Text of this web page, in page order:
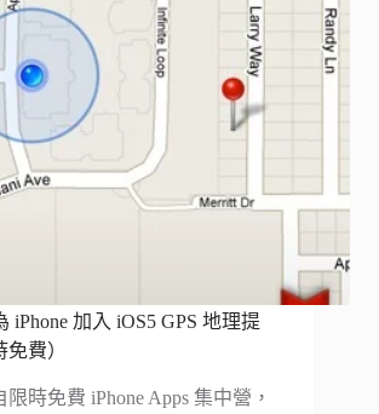
iPhone 加入 iOS5 GPS 地理提
費）
時免費 iPhone Apps 集中營，